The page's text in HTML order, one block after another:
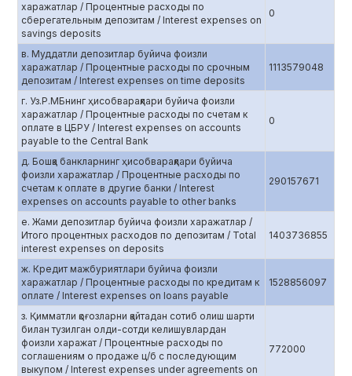
харажатлар / Процентные расходы по
сберегательным депозитам / Interest expenses on
savings deposits
0
в. Муддатли депозитлар буйича фоизли
харажатлар / Процентные расходы по срочным
депозитам / Interest expenses on time deposits
1113579048
г. Уз.Р.МБнинг ҳисобварақлари буйича фоизли
харажатлар / Процентные расходы по счетам к
оплате в ЦБРУ / Interest expenses on accounts
payable to the Central Bank
0
д. Бошқа банкларнинг ҳисобварақлари буйича
фоизли харажатлар / Процентные расходы по
счетам к оплате в другие банки / Interest
expenses on accounts payable to other banks
290157671
е. Жами депозитлар буйича фоизли харажатлар /
Итого процентных расходов по депозитам / Total
interest expenses on deposits
1403736855
ж. Кредит мажбуриятлари буйича фоизли
харажатлар / Процентные расходы по кредитам к
оплате / Interest expenses on loans payable
1528856097
з. Қимматли қоғозларни қайтадан сотиб олиш шарти
билан тузилган олди-сотди келишувлардан
фоизли харажат / Процентные расходы по
соглашениям о продаже ц/б с последующим
выкупом / Interest expenses under agreements on
772000